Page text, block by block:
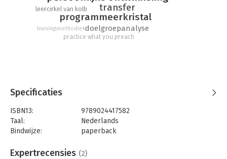
transfer
programmeerkristal
leercirkel van kolb
doelgroepanalyse
practice what you preach
trainingsmethodiek
Specificaties
ISBN13:
9789024417582
Taal:
Nederlands
Bindwijze:
paperback
Uitgever:
Boom
Expertrecensies (2)